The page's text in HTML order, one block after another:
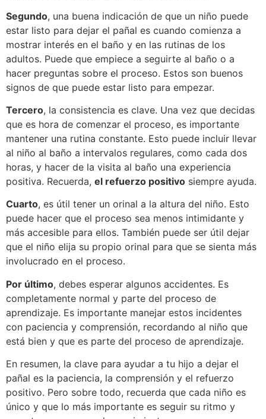
Segundo, una buena indicación de que un niño puede
estar listo para dejar el pañal es cuando comienza a
mostrar interés en el baño y en las rutinas de los
adultos. Puede que empiece a seguirte al baño o a
hacer preguntas sobre el proceso. Estos son buenos
signos de que puede estar listo para empezar.
Tercero, la consistencia es clave. Una vez que decidas
que es hora de comenzar el proceso, es importante
mantener una rutina constante. Esto puede incluir llevar
al niño al baño a intervalos regulares, como cada dos
horas, y hacer de la visita al baño una experiencia
positiva. Recuerda, el refuerzo positivo siempre ayuda.
Cuarto, es útil tener un orinal a la altura del niño. Esto
puede hacer que el proceso sea menos intimidante y
más accesible para ellos. También puede ser útil dejar
que el niño elija su propio orinal para que se sienta más
involucrado en el proceso.
Por último, debes esperar algunos accidentes. Es
completamente normal y parte del proceso de
aprendizaje. Es importante manejar estos incidentes
con paciencia y comprensión, recordando al niño que
está bien y que es parte del proceso de aprendizaje.
En resumen, la clave para ayudar a tu hijo a dejar el
pañal es la paciencia, la comprensión y el refuerzo
positivo. Pero sobre todo, recuerda que cada niño es
único y que lo más importante es seguir su ritmo y